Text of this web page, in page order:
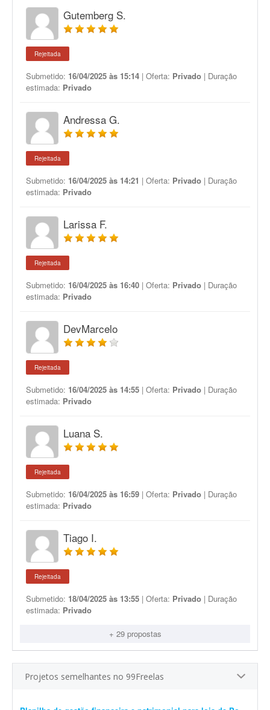
Gutemberg S.
Rejeitada
Submetido: 16/04/2025 às 15:14 | Oferta: Privado | Duração
estimada: Privado
Andressa G.
Rejeitada
Submetido: 16/04/2025 às 14:21 | Oferta: Privado | Duração
estimada: Privado
Larissa F.
Rejeitada
Submetido: 16/04/2025 às 16:40 | Oferta: Privado | Duração
estimada: Privado
DevMarcelo
Rejeitada
Submetido: 16/04/2025 às 14:55 | Oferta: Privado | Duração
estimada: Privado
Luana S.
Rejeitada
Submetido: 16/04/2025 às 16:59 | Oferta: Privado | Duração
estimada: Privado
Tiago I.
Rejeitada
Submetido: 18/04/2025 às 13:55 | Oferta: Privado | Duração
estimada: Privado
+ 29 propostas
Projetos semelhantes no 99Freelas